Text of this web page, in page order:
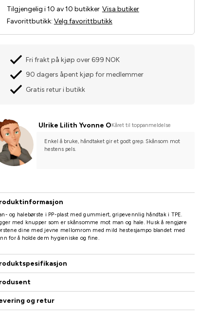
Tilgjengelig i 10 av 10 butikker Visa butiker
Favorittbutikk: Velg favorittbutikk
Fri frakt på kjøp over 699 NOK
90 dagers åpent kjøp for medlemmer
Gratis retur i butikk
Ulrike Lilith Yvonne OKåret til toppanmeldelse
Enkel å bruke, håndtaket gir et godt grep. Skånsom mot
hestens pels.
og halebørste i PP-plast med gummiert, gripevennlig håndtak i TPE.
med knupper som er skånsomme mot man og hale. Husk å rengjøre
dine med jevne mellomrom med mild hestesjampo blandet med
for å holde dem hygieniske og fine.
og retur